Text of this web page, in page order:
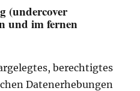
(undercover
und im fernen
berechtigtes
Datenerhebungen